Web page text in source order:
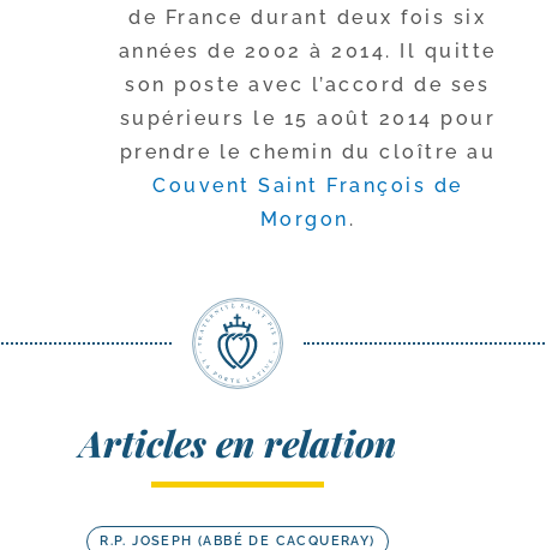
de France durant deux fois six
années de 2002 à 2014. Il quitte
son poste avec l’ac­cord de ses
supé­rieurs le 15 août 2014 pour
prendre le che­min du cloître au
Couvent Saint François de
Morgon .
Articles en relation
R.P. JOSEPH (ABBÉ DE CACQUERAY)